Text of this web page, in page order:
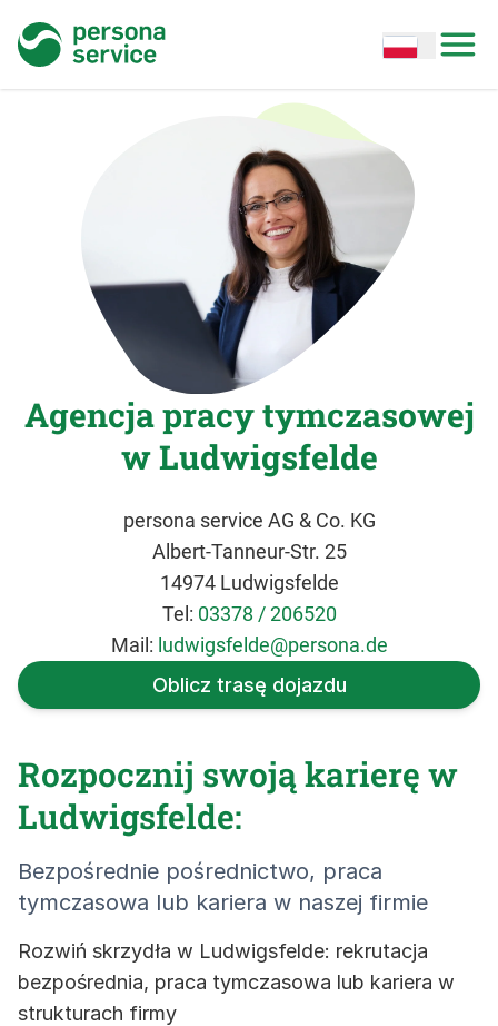
persona service Open options
Agencja pracy tymczasowej
w Ludwigsfelde
persona service AG & Co. KG
Albert-Tanneur-Str. 25
14974 Ludwigsfelde
Tel: 03378 / 206520
Mail: ludwigsfelde@persona.de
Oblicz trasę dojazdu
Rozpocznij swoją karierę w
Ludwigsfelde:
Bezpośrednie pośrednictwo, praca
tymczasowa lub kariera w naszej firmie
Rozwiń skrzydła w Ludwigsfelde: rekrutacja
bezpośrednia, praca tymczasowa lub kariera w
strukturach firmy